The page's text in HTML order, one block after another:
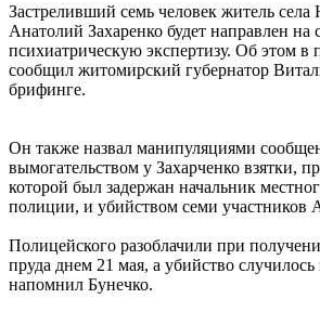
Застреливший семь человек житель села
Анатолий Захаренко будет направлен на
психиатрическую экспертизу. Об этом в
сообщил житомирский губернатор
брифинге.
Он также назвал манипуляциями
вымогательством у Захарченко взятки,
которой был задержан начальник
полиции, и убийством семи участников
Полицейского разоблачили при
пруда днем 21 мая, а убийство
напомнил Бунечко.